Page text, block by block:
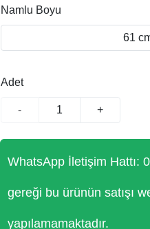
Namlu Boyu
61
Adet
- +
WhatsApp İletişim Hattı:
gereği bu ürünün satışı
yapılamamaktadır.